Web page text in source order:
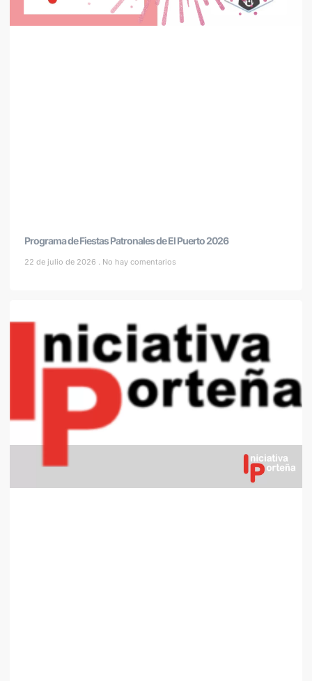
Programa de Fiestas Patronales de El Puerto 2026
22 de julio de 2026 No hay comentarios